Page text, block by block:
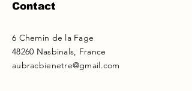
Contact
6 Chemin de la Fage
48260 Nasbinals, France
aubracbienetre@gmail.com